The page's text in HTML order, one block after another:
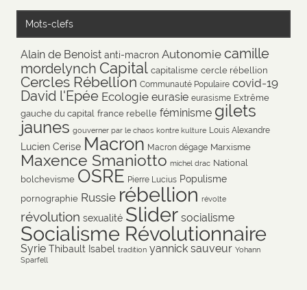
Mots-clefs
Alain de Benoist anti-macron Autonomie camille
mordelynch Capital capitalisme cercle rébellion
Cercles Rébellion Communauté Populaire covid-19
David l'Epée Ecologie eurasie eurasisme Extrême
gauche du capital france rebelle féminisme gilets
jaunes gouverner par le chaos kontre kulture Louis Alexandre
Lucien Cerise Macron Macron dégage Marxisme
Maxence Smaniotto michel drac National
bolchevisme OSRE Pierre Lucius Populisme
pornographie Russie rébellion révolte
révolution sexualité Slider socialisme
Socialisme Révolutionnaire
Syrie Thibault Isabel tradition yannick sauveur Yohann
Sparfell